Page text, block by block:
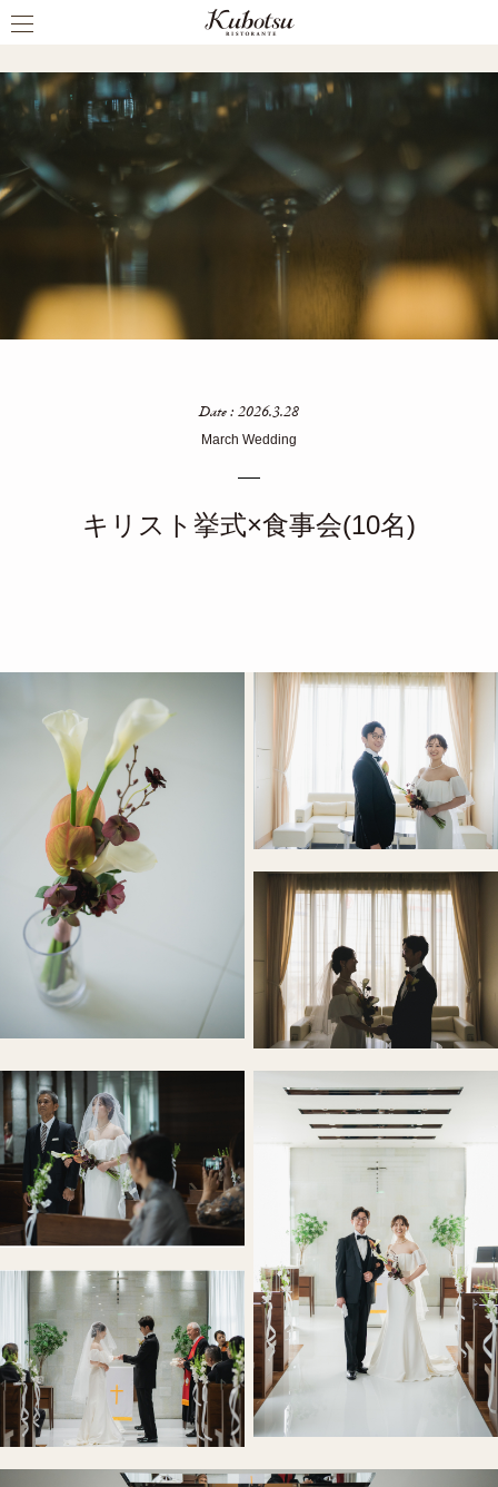
PARTY REPORT
Date : 2026.3.28
March Wedding
キリスト挙式×食事会(10名)